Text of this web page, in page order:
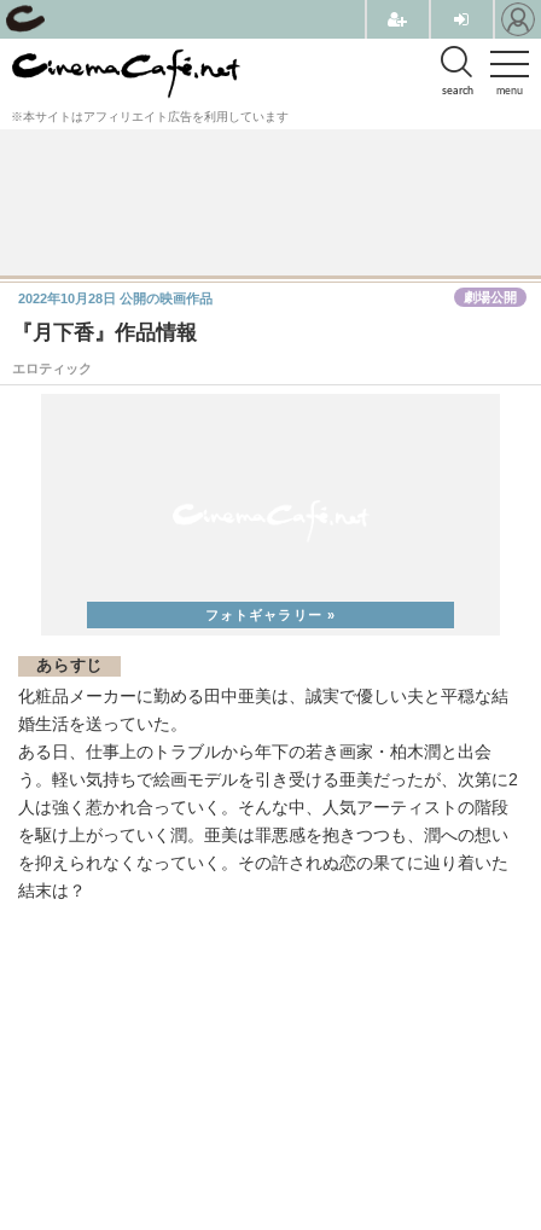
menu
search
※本サイトはアフィリエイト広告を利用しています
『月下香』作品情報
エロティック
2022年10月28日 公開の映画作品 劇場公開
あらすじ
化粧品メーカーに勤める田中亜美は、誠実で優しい夫と平穏な結
婚生活を送っていた。
ある日、仕事上のトラブルから年下の若き画家・柏木潤と出会
う。軽い気持ちで絵画モデルを引き受ける亜美だったが、次第に2
人は強く惹かれ合っていく。そんな中、人気アーティストの階段
を駆け上がっていく潤。亜美は罪悪感を抱きつつも、潤への想い
を抑えられなくなっていく。その許されぬ恋の果てに辿り着いた
結末は？